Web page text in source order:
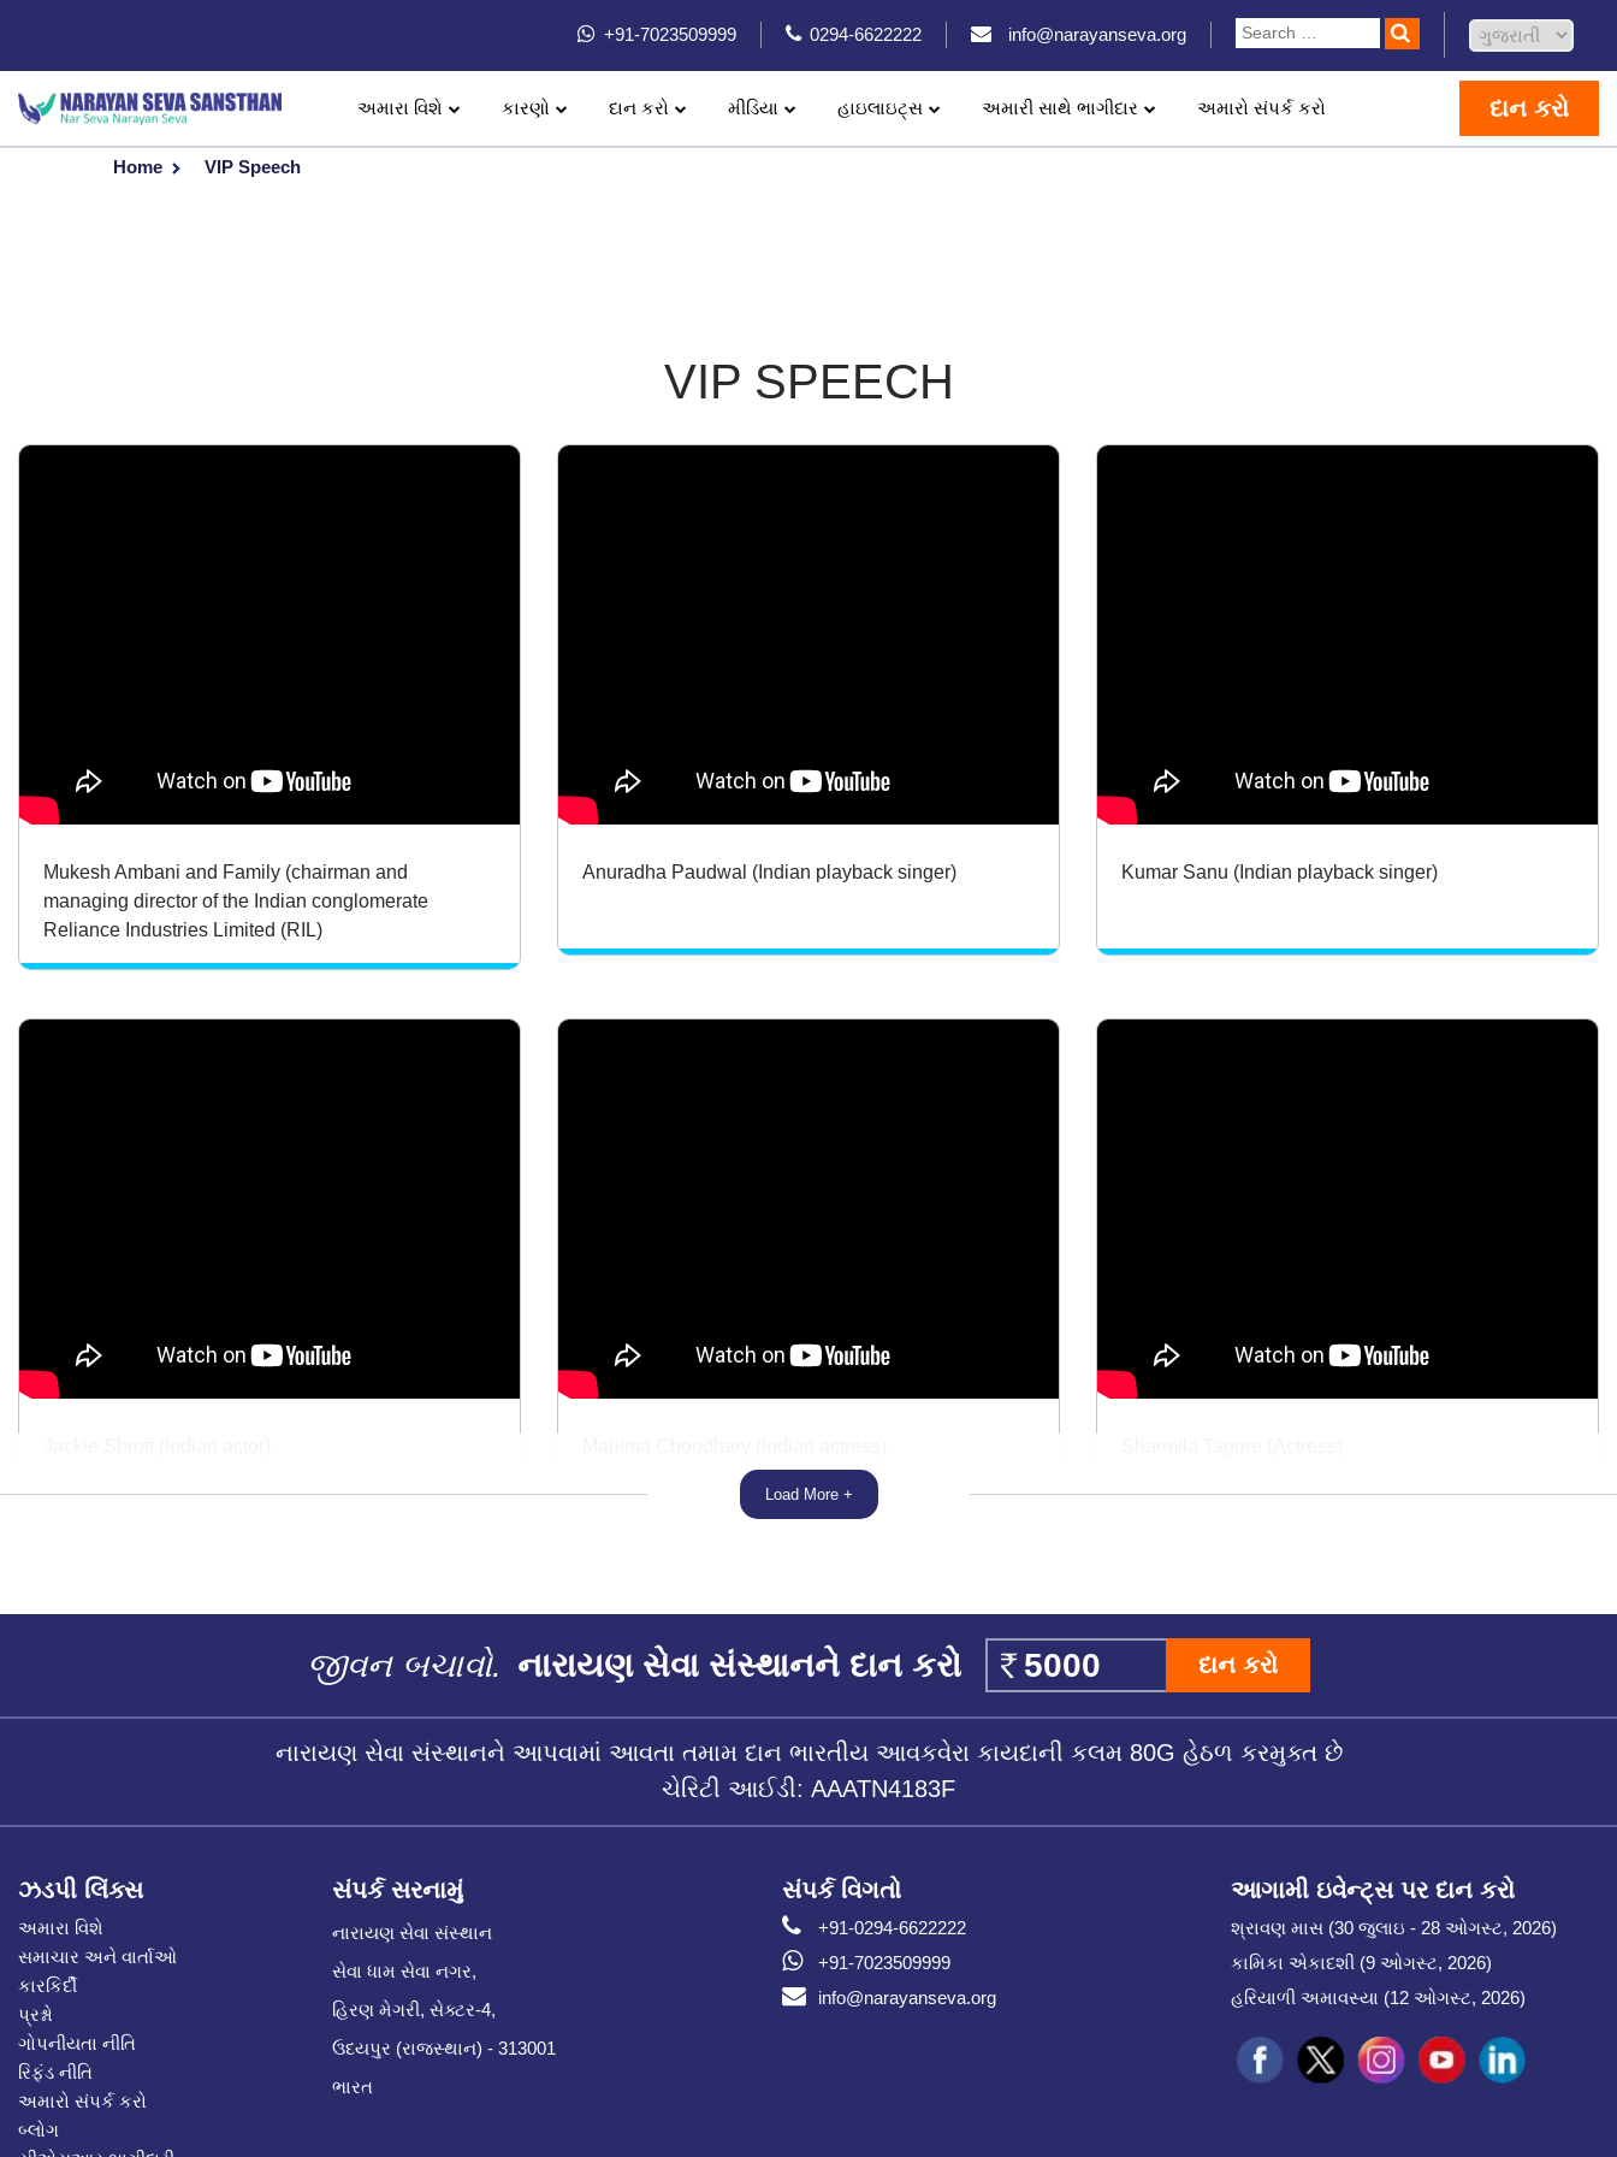
+91-7023509999 0294-6622222 info@narayanseva.org
અમારા વિશે કારણો દાન કરો મીડિયા હાઇલાઇટ્સ અમારી સાથે ભાગીદાર અમારો સંપર્ક કરો દાન કરો
Home VIP Speech
VIP SPEECH
Mukesh Ambani and Family (chairman and
managing director of the Indian conglomerate
Reliance Industries Limited (RIL)
Anuradha Paudwal (Indian playback singer) Kumar Sanu (Indian playback singer)
Load More +
જીવન બચાવો. નારાયણ સેવા સંસ્થાનને દાન કરો દાન કરો
નારાયણ સેવા સંસ્થાનને આપવામાં આવતા તમામ દાન ભારતીય આવકવેરા કાયદાની કલમ 80G હેઠળ કરમુક્ત છે
ચેરિટી આઈડી: AAATN4183F
ઝડપી લિંક્સ
અમારા વિશે
સમાચાર અને વાર્તાઓ
કારકિર્દી
પ્રશ્નો
ગોપનીયતા નીતિ
રિફંડ નીતિ
અમારો સંપર્ક કરો
બ્લોગ
સંપર્ક સરનામું
નારાયણ સેવા સંસ્થાન
સેવા ધામ સેવા નગર,
હિરણ મેગરી, સેક્ટર-4,
ઉદયપુર (રાજસ્થાન) - 313001
ભારત
સંપર્ક વિગતો
+91-0294-6622222
+91-7023509999
info@narayanseva.org
આગામી ઇવેન્ટ્સ પર દાન કરો
શ્રાવણ માસ (30 જુલાઇ - 28 ઓગસ્ટ, 2026)
કામિકા એકાદશી (9 ઓગસ્ટ, 2026)
હરિયાળી અમાવસ્યા (12 ઓગસ્ટ, 2026)